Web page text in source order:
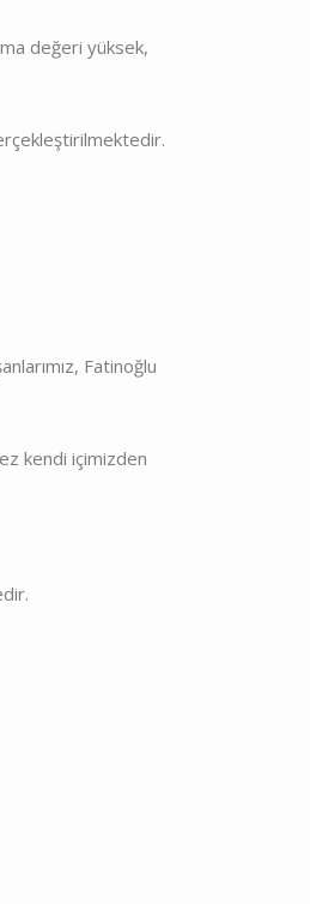
değeri yüksek,
Fatinoğlu
kendi içimizden